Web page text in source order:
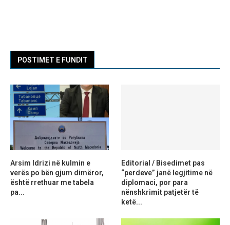
POSTIMET E FUNDIT
Arsim Idrizi në kulmin e
verës po bën gjum dimëror,
është rrethuar me tabela
pa...
Editorial / Bisedimet pas
“perdeve” janë legjitime në
diplomaci, por para
nënshkrimit patjetër të
ketë...